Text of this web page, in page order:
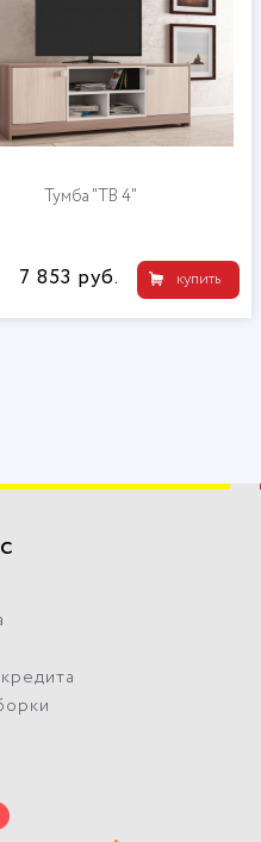
Тумба "ТВ 4"
купить
7 853 руб.